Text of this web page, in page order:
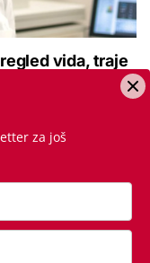
vida, traje
što me
za još